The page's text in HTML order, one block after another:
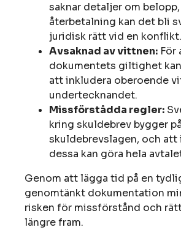
saknar detaljer om
återbetalning kan det bli
juridisk rätt vid en konflikt.
Avsaknad av vittnen: För
dokumentets giltighet
att inkludera oberoende
undertecknandet.
Missförstådda regler:
kring skuldebrev bygger på
skuldebrevslagen, och
dessa kan göra hela
Genom att lägga tid på en
genomtänkt dokumentation
risken för missförstånd och
längre fram.